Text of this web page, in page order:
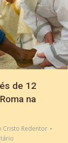
de 12
na
Cristo Redentor